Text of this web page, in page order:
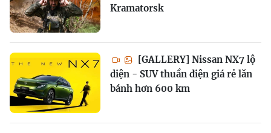
Kramatorsk
[GALLERY] Nissan NX7 lộ
diện - SUV thuần điện giá rẻ lăn
bánh hơn 600 km